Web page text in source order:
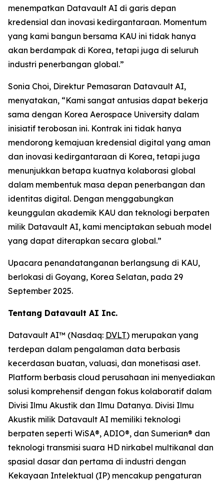
menempatkan Datavault AI di garis depan
kredensial dan inovasi kedirgantaraan. Momentum
yang kami bangun bersama KAU ini tidak hanya
akan berdampak di Korea, tetapi juga di seluruh
industri penerbangan global.”
Sonia Choi, Direktur Pemasaran Datavault AI,
menyatakan, “Kami sangat antusias dapat bekerja
sama dengan Korea Aerospace University dalam
inisiatif terobosan ini. Kontrak ini tidak hanya
mendorong kemajuan kredensial digital yang aman
dan inovasi kedirgantaraan di Korea, tetapi juga
menunjukkan betapa kuatnya kolaborasi global
dalam membentuk masa depan penerbangan dan
identitas digital. Dengan menggabungkan
keunggulan akademik KAU dan teknologi berpaten
milik Datavault AI, kami menciptakan sebuah model
yang dapat diterapkan secara global.”
Upacara penandatanganan berlangsung di KAU,
berlokasi di Goyang, Korea Selatan, pada 29
September 2025.
Tentang Datavault AI Inc.
Datavault AI™ (Nasdaq: DVLT) merupakan yang
terdepan dalam pengalaman data berbasis
kecerdasan buatan, valuasi, dan monetisasi aset.
Platform berbasis cloud perusahaan ini menyediakan
solusi komprehensif dengan fokus kolaboratif dalam
Divisi Ilmu Akustik dan Ilmu Datanya. Divisi Ilmu
Akustik milik Datavault AI memiliki teknologi
berpaten seperti WiSA®, ADIO®, dan Sumerian® dan
teknologi transmisi suara HD nirkabel multikanal dan
spasial dasar dan pertama di industri dengan
Kekayaan Intelektual (IP) mencakup pengaturan